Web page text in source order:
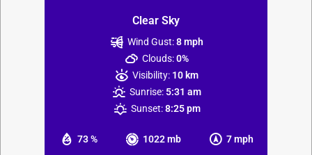
Clear Sky
73 % 1022 mb 7 mph
Wind Gust:8 mph
Clouds:0%
Visibility: 10 km
Sunrise: 5:31 am
Sunset: 8:25 pm